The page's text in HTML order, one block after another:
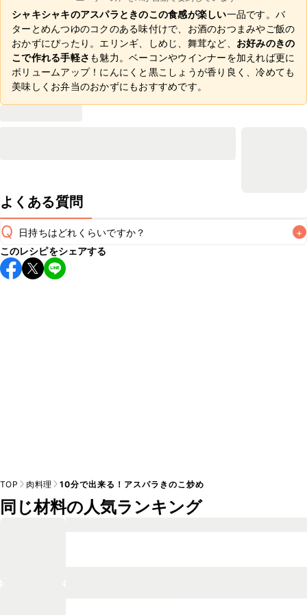
シャキシャキのアスパラときのこの食感が楽しい一品です。バ
ターとめんつゆのコクのある味付けで、お酒のおつまみやご飯の
おかずにぴったり。エリンギ、しめじ、舞茸など、 お好みのきの
こで作れる手軽さ も魅力。ベーコンやウインナーを加えれば更に
ボリュームアップ！にんにくと黒こしょうが香り良く、冷めても
美味しくお弁当のおかずにもおすすめです。
よくある質問
Q 日持ちはどれくらいですか？ +
保存期間は冷蔵で翌日中が目安です。なるべくお早めにお召
し上がりください。
このレシピをシェアする
TOP 肉料理 10分で出来る！アスパラきのこ炒め
同じ材料の人気ランキング